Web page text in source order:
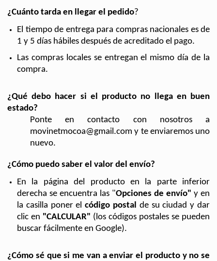
¿Cuánto tarda en llegar el pedido?
1 y 5 días hábiles después de acreditado el pago.
Las compras locales se entregan el mismo día de la
compra.
¿Qué debo hacer si el producto no llega en buen
estado?
movinetmocoa@gmail.com y te enviaremos uno
nuevo.
¿Cómo puedo saber el valor del envío?
En la página del producto en la parte inferior
derecha se encuentra las "Opciones de envío" y en
la casilla poner el código postal de su ciudad y dar
clic en "CALCULAR" (los códigos postales se pueden
buscar fácilmente en Google).
¿Cómo sé que si me van a enviar el producto y no se